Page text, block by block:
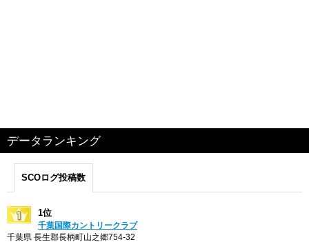
データランキング
SCOログ投稿数
1位
千葉国際カントリークラブ
千葉県 長生郡長柄町山之郷754-32